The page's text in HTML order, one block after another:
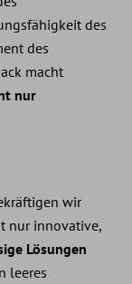
des
des
macht
nur
wir
nur innovative,
Lösungen
leeres